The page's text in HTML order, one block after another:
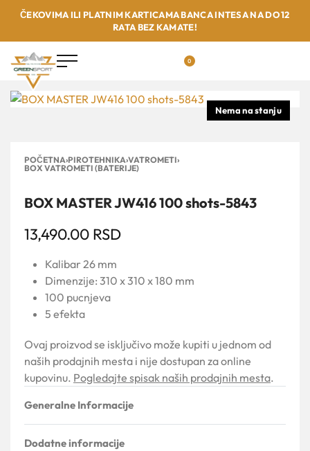
ČEKOVIMA ILI PLATNIM KARTICAMA BANCA INTESA NA DO 12
RATA BEZ KAMATE!
0
POČETNA›PIROTEHNIKA›VATROMETI›
BOX VATROMETI (BATERIJE)
BOX MASTER JW416 100 shots-5843
13,490.00 RSD
Kalibar 26 mm
Dimenzije: 310 x 310 x 180 mm
100 pucnjeva
5 efekta
Ovaj proizvod se isključivo može kupiti u jednom od
naših prodajnih mesta i nije dostupan za online
kupovinu. Pogledajte spisak naših prodajnih mesta.
Generalne Informacije
Dodatne informacije